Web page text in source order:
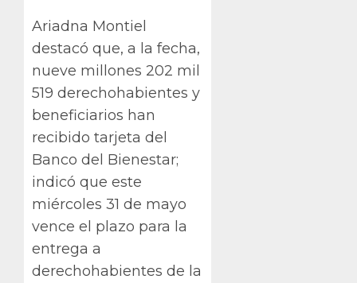
Ariadna Montiel
destacó que, a la fecha,
nueve millones 202 mil
519 derechohabientes y
beneficiarios han
recibido tarjeta del
Banco del Bienestar;
indicó que este
miércoles 31 de mayo
vence el plazo para la
entrega a
derechohabientes de la